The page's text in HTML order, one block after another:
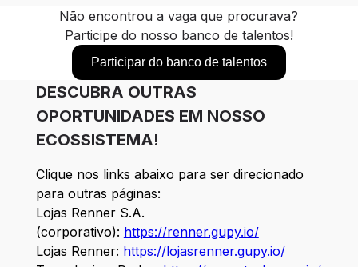
Não encontrou a vaga que procurava?
Participe do nosso banco de talentos!
Participar do banco de talentos
DESCUBRA OUTRAS
OPORTUNIDADES EM NOSSO
ECOSSISTEMA!
Clique nos links abaixo para ser direcionado
para outras páginas:
Lojas Renner S.A.
(corporativo): https://renner.gupy.io/
Lojas Renner: https://lojasrenner.gupy.io/